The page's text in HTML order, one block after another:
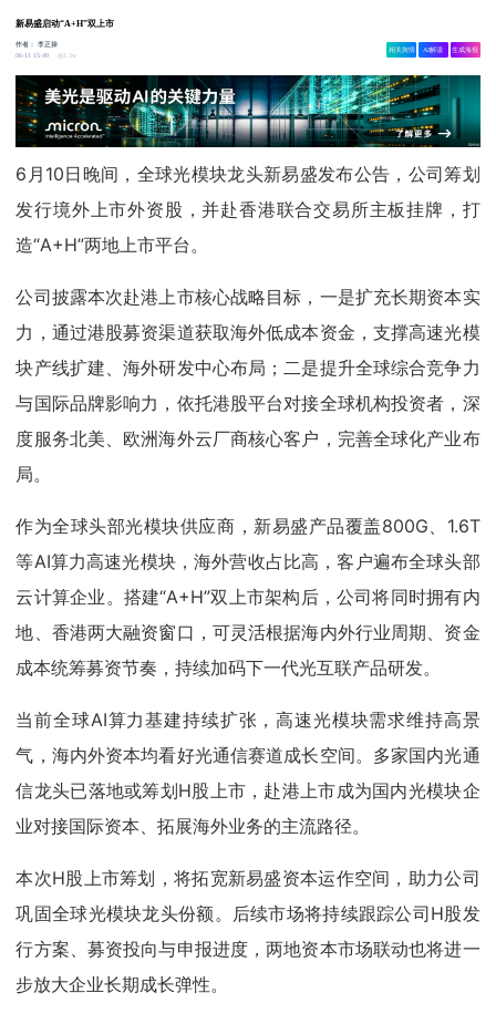
新易盛启动“A+H”双上市
作者：李正操
06-11 15:49
1.3w
相关舆情 AI解读 生成海报
6月10日晚间，全球光模块龙头新易盛发布公告，公司筹划
发行境外上市外资股，并赴香港联合交易所主板挂牌，打
造“A+H”两地上市平台。
公司披露本次赴港上市核心战略目标，一是扩充长期资本实
力，通过港股募资渠道获取海外低成本资金，支撑高速光模
块产线扩建、海外研发中心布局；二是提升全球综合竞争力
与国际品牌影响力，依托港股平台对接全球机构投资者，深
度服务北美、欧洲海外云厂商核心客户，完善全球化产业布
局。
作为全球头部光模块供应商，新易盛产品覆盖800G、1.6T
等AI算力高速光模块，海外营收占比高，客户遍布全球头部
云计算企业。搭建“A+H”双上市架构后，公司将同时拥有内
地、香港两大融资窗口，可灵活根据海内外行业周期、资金
成本统筹募资节奏，持续加码下一代光互联产品研发。
当前全球AI算力基建持续扩张，高速光模块需求维持高景
气，海内外资本均看好光通信赛道成长空间。多家国内光通
信龙头已落地或筹划H股上市，赴港上市成为国内光模块企
业对接国际资本、拓展海外业务的主流路径。
本次H股上市筹划，将拓宽新易盛资本运作空间，助力公司
巩固全球光模块龙头份额。后续市场将持续跟踪公司H股发
行方案、募资投向与申报进度，两地资本市场联动也将进一
步放大企业长期成长弹性。